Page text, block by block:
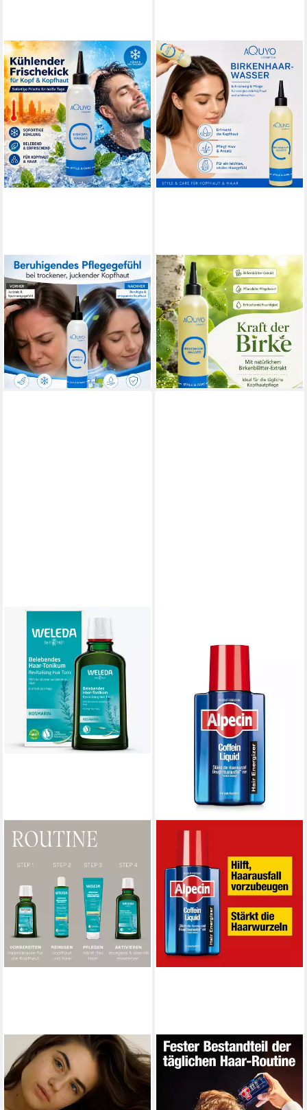
AQUYO COSMETICS
Haarwasser Eiswasser
Haarwasser für eine
erfrischende und kühlende
Kopfhaut
11,40 €
(57,00 €/ 1 l)
lieferbar - in 3-4 Werktagen bei dir
AQUYO COSMETICS
Haarwasser
Birkenhaarwasser für
strapazierte Haare und
sensible Kopfhaut
11,50 €
(57,50 €/ 1 l)
lieferbar - in 3-4 Werktagen bei dir
WELEDA
Haartonikum BELEBENDES
HAAR-TONIKUM
ab 16,39 €
(163,90 €/ 1 l)
ALPECIN
Haarwasser Coffein-Liquid
Hair Energizer200 ml, 1-tlg.
20,09 € UVP22,90 €
(100,45 €/ 1 l)